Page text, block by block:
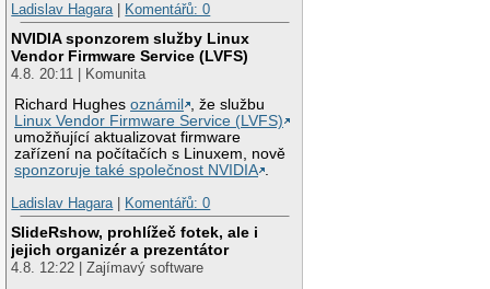
Ladislav Hagara| Komentářů: 0
NVIDIA sponzorem služby Linux
Vendor Firmware Service (LVFS)
4.8. 20:11 | Komunita
Richard Hughesoznámil
, že službu
Linux Vendor Firmware Service (LVFS)
umožňující aktualizovat firmware
zařízení na počítačích s Linuxem, nově
sponzoruje také společnost NVIDIA .
Ladislav Hagara| Komentářů: 0
SlideRshow, prohlížeč fotek, ale i
jejich organizér a prezentátor
4.8. 12:22 | Zajímavý software